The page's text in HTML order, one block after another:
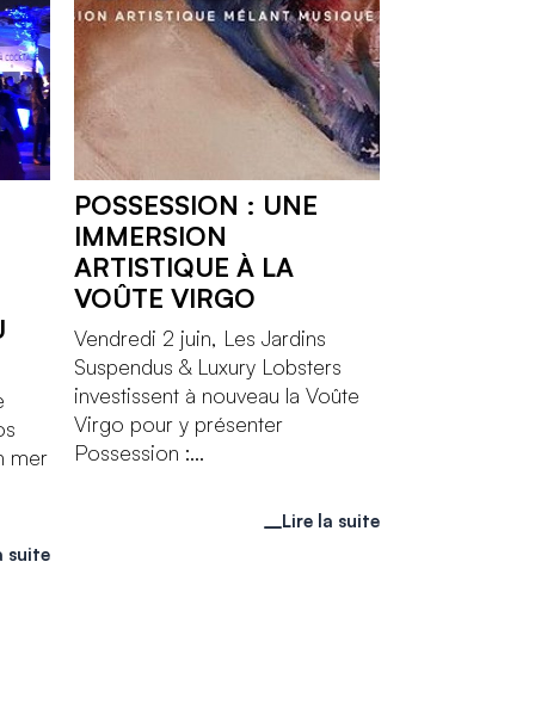
mer
suite
POSSESSION : UNE
IMMERSION
ARTISTIQUE À LA
VOÛTE VIRGO
Vendredi 2 juin, Les Jardins
Suspendus & Luxury Lobsters
investissent à nouveau la Voûte
Virgo pour y présenter
Possession :...
Lire la suite